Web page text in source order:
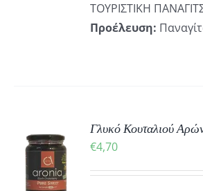
ΤΟΥΡΙΣΤΙΚΗ
Προέλευση:
Γλυκό Κουταλιού
€4,70